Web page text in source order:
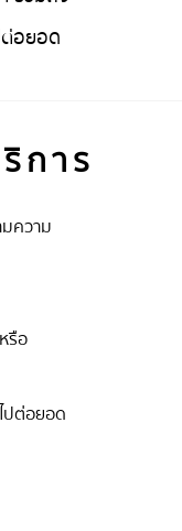
อยอด
การ
ความ
รือ
ปต่อยอด